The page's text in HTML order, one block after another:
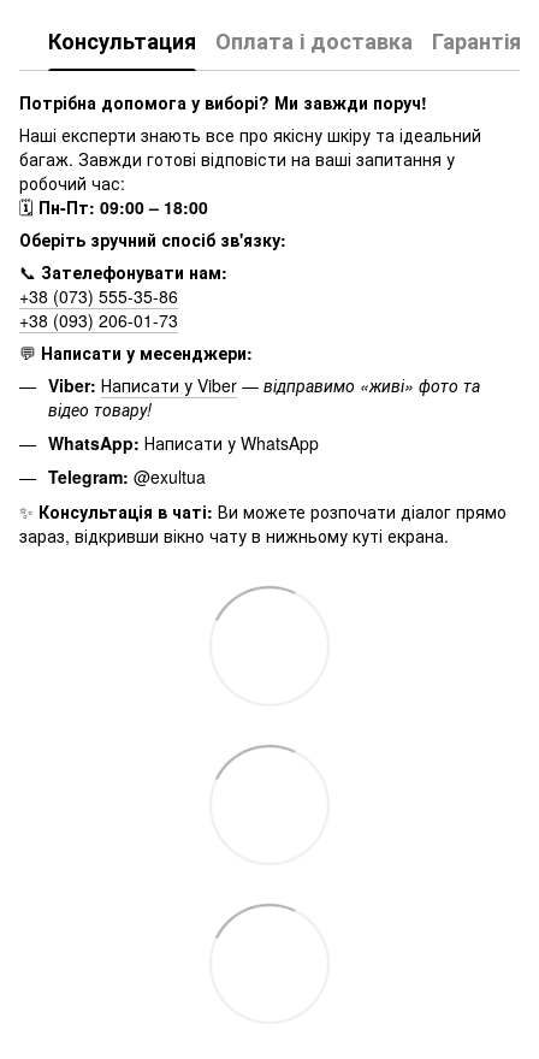
Консультация Оплата і доставка Гарантія
Потрібна допомога у виборі? Ми завжди поруч!
Наші експерти знають все про якісну шкіру та ідеальний
багаж. Завжди готові відповісти на ваші запитання у
робочий час:
🗓 Пн-Пт: 09:00 – 18:00
Оберіть зручний спосіб зв'язку:
📞 Зателефонувати нам:
+38 (073) 555-35-86
+38 (093) 206-01-73
💬 Написати у месенджери:
Viber: Написати у Viber — відправимо «живі» фото та
відео товару!
WhatsApp: Написати у WhatsApp
Telegram: @exultua
✨ Консультація в чаті: Ви можете розпочати діалог прямо
зараз, відкривши вікно чату в нижньому куті екрана.